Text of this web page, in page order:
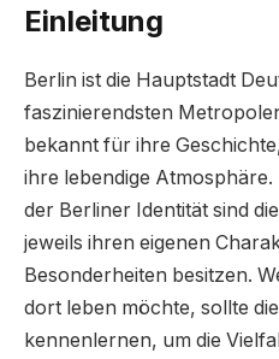
Einleitung
Berlin ist die Hauptstadt
faszinierendsten
bekannt für ihre
ihre lebendige
der Berliner Identität sind
jeweils ihren eigenen
Besonderheiten besitzen.
dort leben möchte, sollte
kennenlernen, um die